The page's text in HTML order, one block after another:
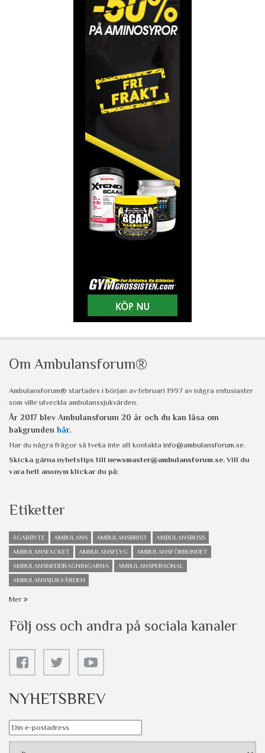
Om Ambulansforum®
Ambulansforum® startades i början av februari 1997 av några entusiaster
som ville utveckla ambulanssjukvården.
År 2017 blev Ambulansforum 20 år och du kan läsa om
bakgrunden här.
Har du några frågor så tveka inte att kontakta info@ambulansforum.se.
Skicka gärna nyhetstips till newsmaster@ambulansforum.se. Vill du
vara helt anonym klickar du på:
Etiketter
ÄGARBYTE AMBULANS AMBULANSBRIST
AMBULANSBUSS
AMBULANSFACKET
AMBULANSFLYG
AMBULANSFÖRBUNDET
AMBULANSNEDDRAGNINGARNA
AMBULANSPERSONAL
AMBULANSSJUKVÅRDEN
Mer
Följ oss och andra på sociala kanaler
NYHETSBREV